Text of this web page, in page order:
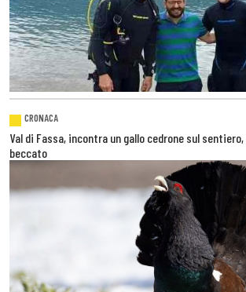
CRONACA
Val di Fassa, incontra un gallo cedrone sul
beccato